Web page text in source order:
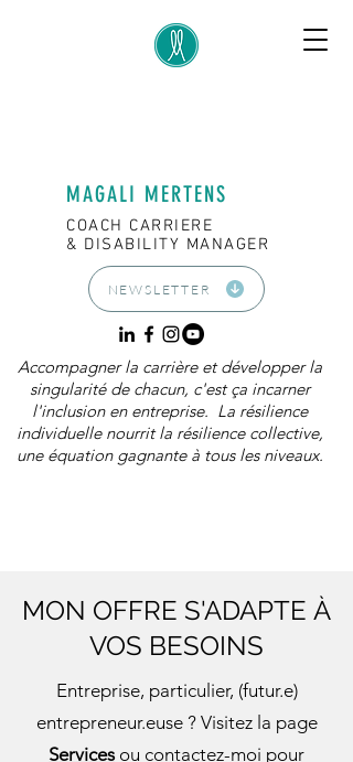
Accompagner la carrière et développer la
singularité de chacun, c'est ça incarner
l'inclusion en entreprise. La résilience
individuelle nourrit la résilience collective,
une équation gagnante à tous les niveaux.
MAGALI MERTENS
COACH CARRIERE
& DISABILITY MANAGER
NEWSLETTER
MON OFFRE S'ADAPTE À
VOS BESOINS
Entreprise, particulier, (futur.e)
entrepreneur.euse ? Visitez la page
Servicesou contactez-moi pour